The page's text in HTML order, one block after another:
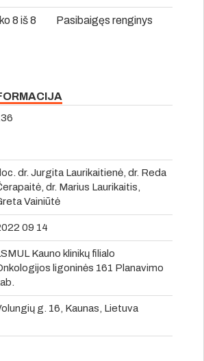
8 iš 8 Pasibaigęs renginys
dr. Jurgita Laurikaitienė, dr. Reda
dr. Marius Laurikaitis,
Vainiūtė
09 14
Kauno klinikų filialo
ligoninės 161 Planavimo
g. 16, Kaunas, Lietuva